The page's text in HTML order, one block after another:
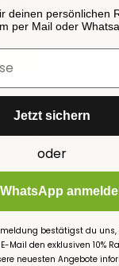
Erdbeere
(48)
Angebot
ab 9,90€
deinen persönlichen
per Mail oder
Jetzt sichern
oder
bestätigst du
Mail den exklusiven 10%
neuesten Angebote